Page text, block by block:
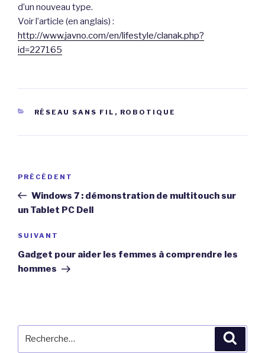
d’un nouveau type.
Voir l’article (en anglais) :
http://www.javno.com/en/lifestyle/clanak.php?
id=227165
CATÉGORIES
RÉSEAU SANS FIL , ROBOTIQUE
Navigation
l’article
Article
précédent
PRÉCÉDENT
Windows 7 : démonstration de multitouch sur
un Tablet PC Dell
Article
suivant
SUIVANT
Gadget pour aider les femmes à comprendre les
hommes